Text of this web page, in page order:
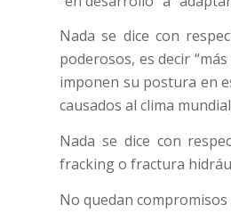
Nada se dice con
poderosos, es decir
imponen su postura en
causados al clima
Nada se dice con
fracking o fractura
No quedan